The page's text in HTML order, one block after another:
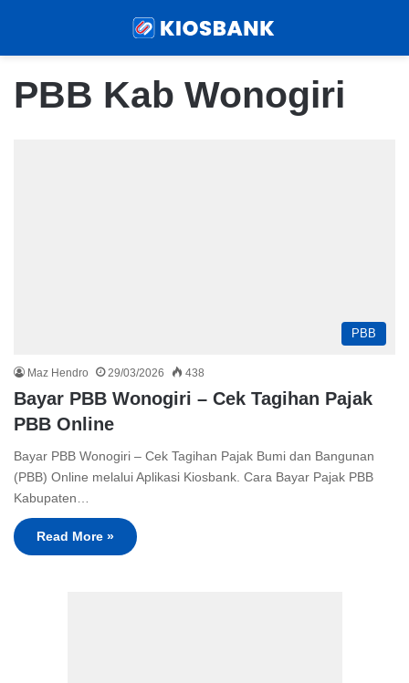
PBB Kab Wonogiri
PBB
Maz Hendro 29/03/2026 438
Bayar PBB Wonogiri – Cek Tagihan Pajak
PBB Online
Bayar PBB Wonogiri – Cek Tagihan Pajak Bumi dan Bangunan
(PBB) Online melalui Aplikasi Kiosbank. Cara Bayar Pajak PBB
Kabupaten…
Read More »